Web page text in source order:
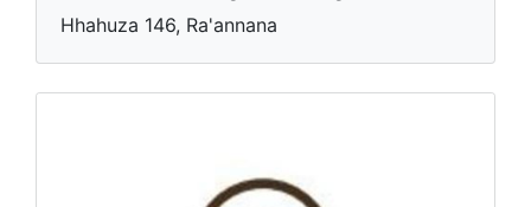
Hhahuza 146, Ra'annana